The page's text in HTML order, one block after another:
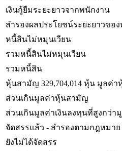
เงินกู้ยืมระยะยาวจากพนักงาน
สำรองผลประโยชน์ระยะยาวขอ
หนี้สินไม่หมุนเวียน
รวมหนี้สินไม่หมุนเวียน
รวมหนี้สิน
หุ้นสามัญ 329,704,014 หุ้น มูลค่า
ส่วนเกินมูลค่าหุ้นสามัญ
ส่วนเกินมูลค่าเงินลงทุนที่สูงกว่
จัดสรรแล้ว - สำรองตามกฎหมาย
ยังไม่ได้จัดสรร